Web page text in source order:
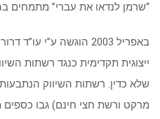
“שרמן לנדאו את עברי” מתמחים
באפריל 2003 הוגשה ע”י
ייצוגית תקדימית כנגד רשתות
שלא כדין. רשתות השיווק
מרקט ורשת חצי חינם) גבו כספים